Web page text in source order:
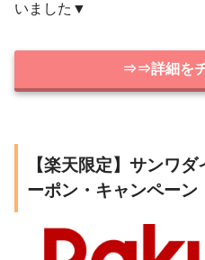
いました▼
⇒⇒詳細を
【楽天限定】サンワ
ーポン・キャンペーン